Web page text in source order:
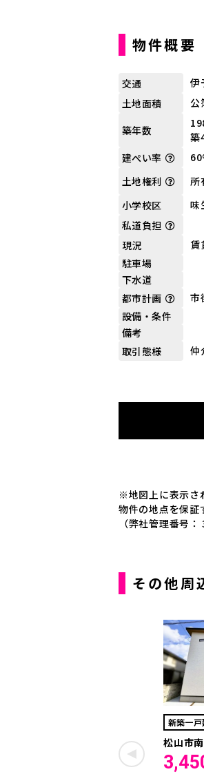
物件概要
交通 伊
土地面積
公
築年数
築
建ぺい率
土地権利
所
小学校区
味
私道負担
現況
賃
駐車場
下水道
都市計画
市
設備・条件
備考
取引態様
仲
※地図上に表示さ
物件の地点を保証
（弊社管理番号：
その他周
新築一戸
松山市